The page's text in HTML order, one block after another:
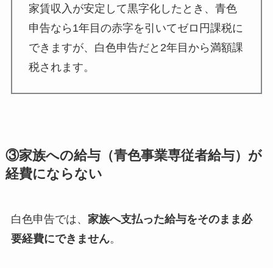
家賃収入が安定して黒字化したとき、青色
申告なら1年目の赤字を引いてゼロ円課税に
できますが、白色申告だと2年目から満額課
税されます。
③家族への給与（青色事業専従者給与）が
経費にならない
白色申告では、 家族へ支払った給与をそのまま必
要経費にできません。